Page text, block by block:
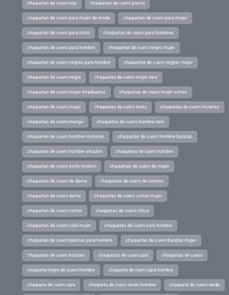
chaquetas de cuero roja chaquetas de cuero precio
chaquetas de cuero para mujer de moda chaquetas de cuero para mujer
chaquetas de cuero para moto chaquetas de cuero para hombres
chaquetas de cuero para hombre chaquetas de cuero negro mujer
chaquetas de cuero negras para hombre chaquetas de cuero negras mujer
chaquetas de cuero negra chaquetas de cuero mujer zara
chaquetas de cuero mujer stradivarius chaquetas de cuero mujer cortas
chaquetas de cuero mujer chaquetas de cuero moto chaquetas de cuero moteras
chaquetas de cuero mango chaquetas de cuero hombre zara
chaquetas de cuero hombre rockeras chaquetas de cuero hombre baratas
chaquetas de cuero hombre amazon chaquetas de cuero hombre
chaquetas de cuero estilo motero chaquetas de cuero de mujer
chaquetas de cuero de dama chaquetas de cuero de colores
chaquetas de cuero dama chaquetas de cuero cortas mujer
chaquetas de cuero cortas chaquetas de cuero chica
chaquetas de cuero cafe mujer chaquetas de cuero cafe hombre
chaquetas de cuero blancas para hombre chaquetas de cuero baratas mujer
chaquetas de cuero baratas chaquetas de cuero azul chaquetas de cuero
chaqueta negra de cuero hombre chaqueta de cuero zara hombre
chaqueta de cuero zara chaqueta de cuero verde hombre chaqueta de cuero verde